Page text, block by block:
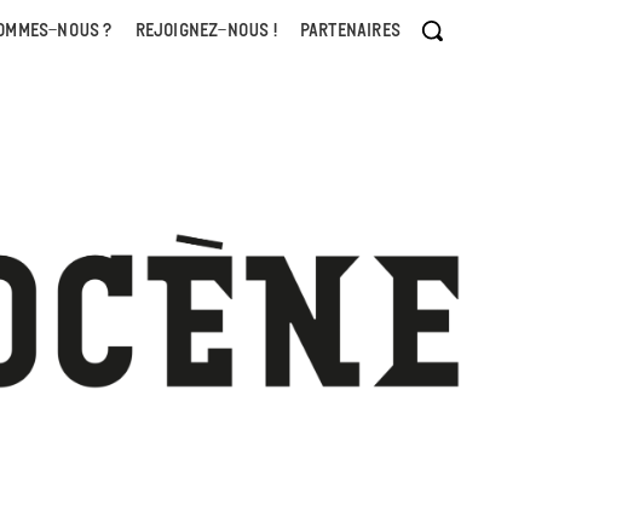
NOUS ? REJOIGNEZ-NOUS ! PARTENAIRES